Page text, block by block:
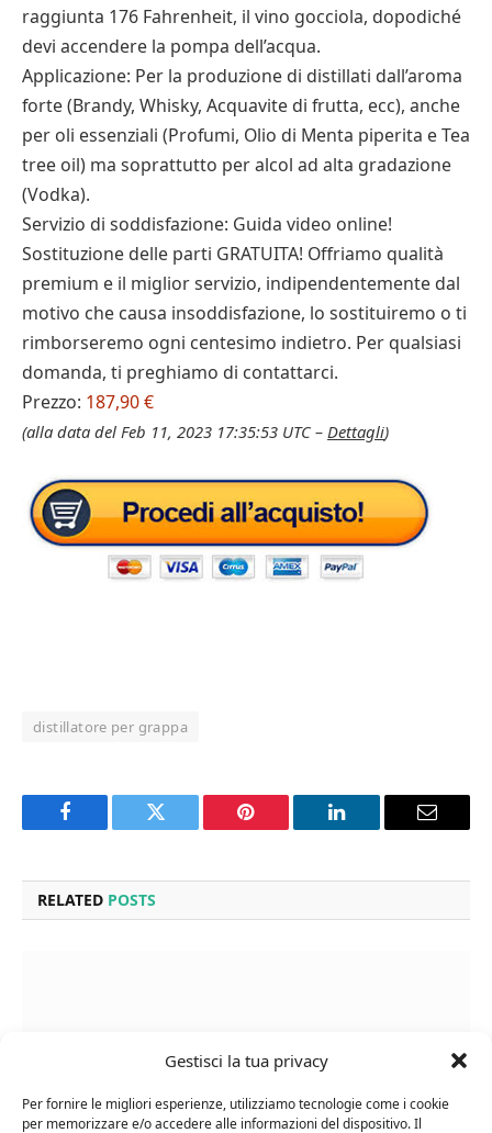
Gestisci la tua privacy
Per fornire le migliori esperienze, utilizziamo tecnologie come i cookie
per memorizzare e/o accedere alle informazioni del dispositivo. Il
raggiunta 176 Fahrenheit, il vino gocciola, dopodiché
devi accendere la pompa dell’acqua.
Applicazione: Per la produzione di distillati dall’aroma
forte (Brandy, Whisky, Acquavite di frutta, ecc), anche
per oli essenziali (Profumi, Olio di Menta piperita e Tea
tree oil) ma soprattutto per alcol ad alta gradazione
(Vodka).
Servizio di soddisfazione: Guida video online!
Sostituzione delle parti GRATUITA! Offriamo qualità
premium e il miglior servizio, indipendentemente dal
motivo che causa insoddisfazione, lo sostituiremo o ti
rimborseremo ogni centesimo indietro. Per qualsiasi
domanda, ti preghiamo di contattarci.
Prezzo: 187,90 €
(alla data del Feb 11, 2023 17:35:53 UTC – Dettagli)
distillatore per grappa
Facebook Twitter Pinterest LinkedIn Email
RELATED POSTS